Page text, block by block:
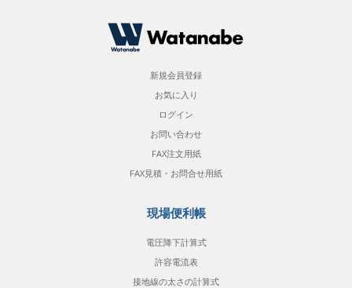
新規会員登録
お気に入り
ログイン
お問い合わせ
FAX注文用紙
FAX見積・お問合せ用紙
現場便利帳
電圧降下計算式
許容電流表
接地線の太さの計算式